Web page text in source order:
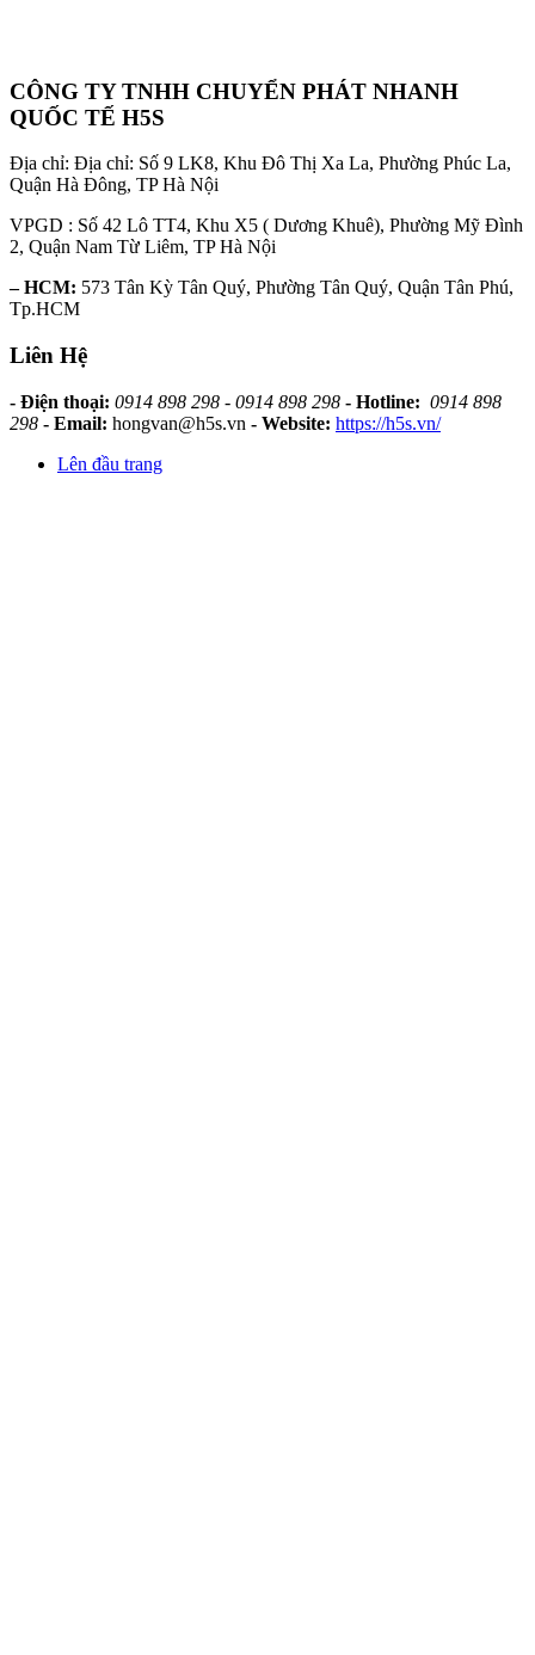
CÔNG TY TNHH CHUYỂN PHÁT NHANH
QUỐC TẾ H5S
Địa chỉ: Địa chỉ: Số 9 LK8, Khu Đô Thị Xa La, Phường Phúc La,
Quận Hà Đông, TP Hà Nội
VPGD : Số 42 Lô TT4, Khu X5 ( Dương Khuê), Phường Mỹ Đình
2, Quận Nam Từ Liêm, TP Hà Nội
– HCM: 573 Tân Kỳ Tân Quý, Phường Tân Quý, Quận Tân Phú,
Tp.HCM
Liên Hệ
- Điện thoại: 0914 898 298 - 0914 898 298 - Hotline: 0914 898
298 - Email: hongvan@h5s.vn - Website: https://h5s.vn/
Lên đầu trang